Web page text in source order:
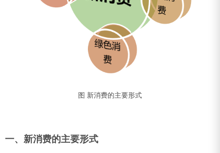
图 新消费的主要形式
一、新消费的主要形式